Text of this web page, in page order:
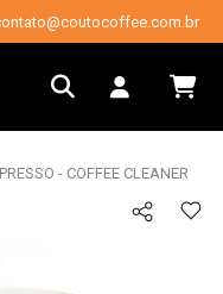
- COFFEE CLEANER